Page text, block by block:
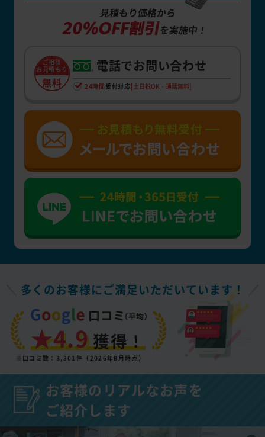
見積もり価格から
20%OFF割引を実施中！
ご相談
お見積もり
無料
電話でお問い合わせ
24時間 受付対応 [土日祝OK・通話無料]
多くのお客様にご満足いただいています！
★4.9獲得！
※口コミ数：3,301件（2026年8月時点）
お客様のリアルなお声を
ご紹介します